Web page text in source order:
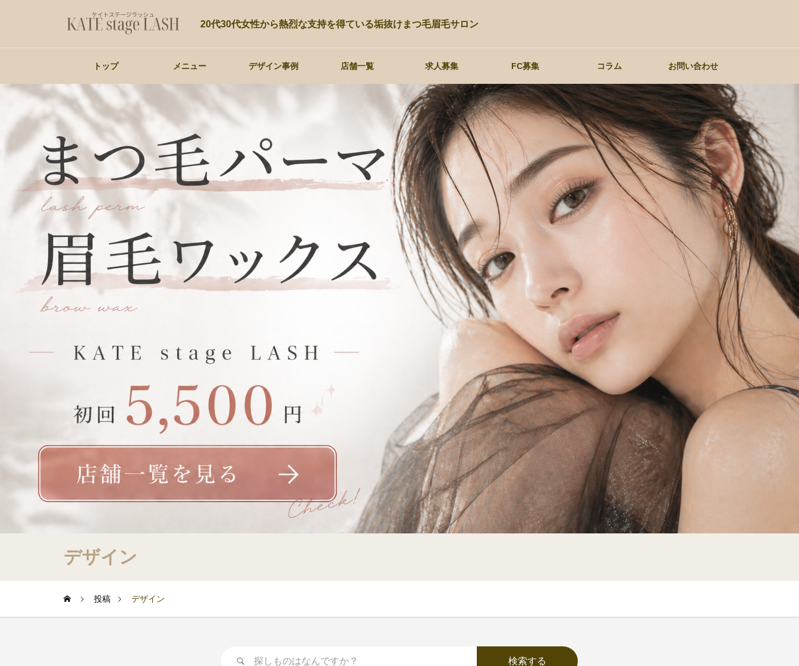
20代30代女性から熱烈な支持を得ている垢抜けまつ毛眉毛サロン
トップ メニュー デザイン事例 店舗一覧 求人募集 FC募集 コラム お問い合わせ
デザイン
投稿 デザイン